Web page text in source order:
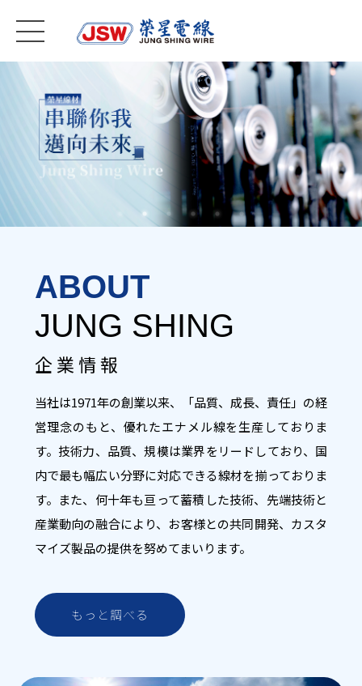
ABOUT
JUNG SHING
企業情報
当社は1971年の創業以来、「品質、成長、責任」の経
営理念のもと、優れたエナメル線を生産しておりま
す。技術力、品質、規模は業界をリードしており、国
内で最も幅広い分野に対応できる線材を揃っておりま
す。また、何十年も亘って蓄積した技術、先端技術と
産業動向の融合により、お客様との共同開発、カスタ
マイズ製品の提供を努めてまいります。
もっと調べる